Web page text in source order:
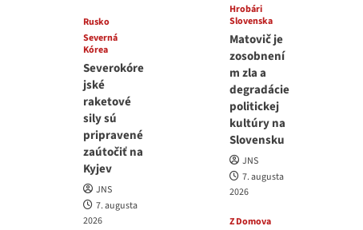
Rusko
Severná
Kórea
Severokóre
jské
raketové
sily sú
pripravené
zaútočiť na
Kyjev
JNS
7. augusta
2026
Hrobári
Slovenska
Matovič je
zosobnení
m zla a
degradácie
politickej
kultúry na
Slovensku
JNS
7. augusta
2026
Z Domova